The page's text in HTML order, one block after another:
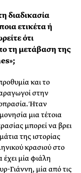
διαδικασία
ετικέτα ή
ότι
τη μετάβαση της
και το
στην
Ήταν
μια τέτοια
μπορεί να βρει
της ιστορίας
κρασιού στο
μία φιάλη
Γιάννη, μία από τις